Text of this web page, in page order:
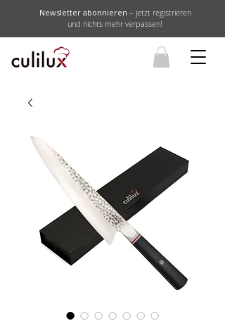
Newsletter abonnieren – jetzt registrieren
und nichts mehr verpassen!